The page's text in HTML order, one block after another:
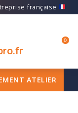
française
0
ATELIER